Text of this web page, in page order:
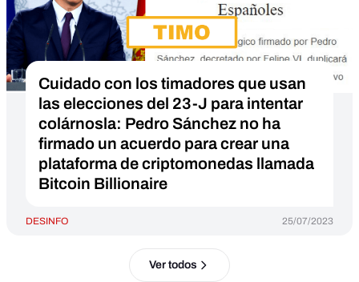
Cuidado con los timadores que usan
las elecciones del 23-J para intentar
colárnosla: Pedro Sánchez no ha
firmado un acuerdo para crear una
plataforma de criptomonedas llamada
Bitcoin Billionaire
DESINFO 25/07/2023
Ver todos